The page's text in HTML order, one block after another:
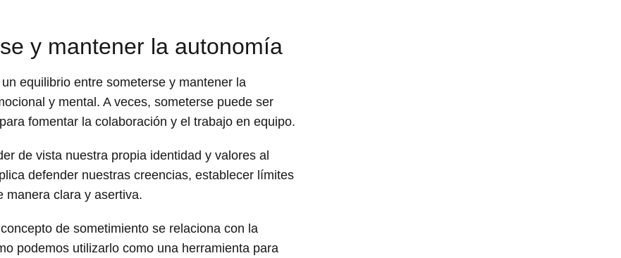
y mantener la autonomía
equilibrio entre someterse y mantener la
y mental. A veces, someterse puede ser
fomentar la colaboración y el trabajo en equipo.
de vista nuestra propia identidad y valores al
defender nuestras creencias, establecer límites
manera clara y asertiva.
de sometimiento se relaciona con la
podemos utilizarlo como una herramienta para